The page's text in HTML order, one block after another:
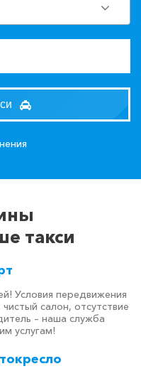
такси
Условия передвижения
салон, отсутствие
– наша служба
услугам!